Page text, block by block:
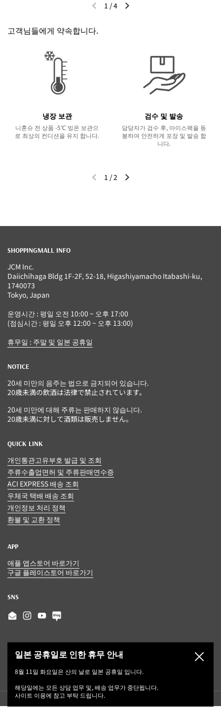
이전 슬라이드다음 슬라이드
1 /4
고객님들에게 약속합니다.
냉장 보관
니혼슈 전 상품 -5℃ 빙온 보관으
로 최상의 컨디션을 유지 합니다.
검수 및 발송
담당자가 검수 후, 아이스팩을 동
봉하여 안전하게 포장 및 발송 합
니다.
이전 슬라이드다음 슬라이드
1 /2
SHOPPINGMALL INFO
JCM Inc.
Daiichihaga Bldg 1F-2F, 52-18, Higashiyamacho Itabashi-ku,
1740073
Tokyo, Japan
운영시간 : 평일 오전 10:00 ~ 오후 17:00
(점심시간 : 평일 오후 12:00 ~ 오후 13:00)
휴무일 : 주말 및 일본 공휴일
NOTICE
20세 미만의 음주는 법으로 금지되어 있습니다.
20歳未満の飲酒は法律で禁止されています。
20세 미만에 대해 주류는 판매하지 않습니다.
20歳未満に対して酒類は販売しません。
QUICK LINK
개인통관고유부호 발급 및 조회
주류수출업면허 및 주류판매연수증
ACI EXPRESS 배송 조회
우체국 택배 배송 조회
개인정보 처리 정책
환불 및 교환 정책
APP
애플 앱스토어 바로가기
구글 플레이스토어 바로가기
SNS
EmailInstagram
YouTube
일본 공휴일로 인한 휴무 안내
8월 11일 화요일은 산의 날로 일본 공휴일 입니다.
해당일에는 모든 상담 업무 및, 배송 업무가 중단됩니다.
사이트 이용에 참고 부탁 드립니다.
닫기